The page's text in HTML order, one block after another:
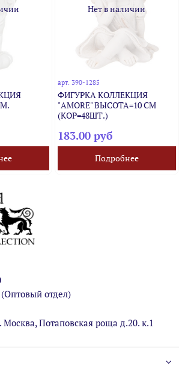
Нет в наличии
арт. 390-1285
ФИГУРКА КОЛЛЕКЦИЯ
"AMORE" ВЫСОТА=10 СМ
(КОР=48ШТ.)
183.00 руб
Подробнее
отдел)
Потаповская роща д.20. к.1